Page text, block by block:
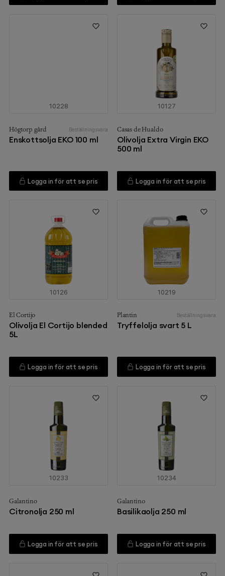
10228
Högtorp gård Beställningsvara
Enskottsolja EKO 100 ml
Logga in för att se pris
10127
Casas de Hualdo
Olivolja Extra Virgin EKO
500 ml
Logga in för att se pris
10126
El Cortijo
Olivolja El Cortijo blended
5L
Logga in för att se pris
10219
Plantin Beställningsvara
Tryffelolja svart 5 L
Logga in för att se pris
10233
Galantino
Citronolja 250 ml
Logga in för att se pris
10234
Galantino
Basilikaolja 250 ml
Logga in för att se pris